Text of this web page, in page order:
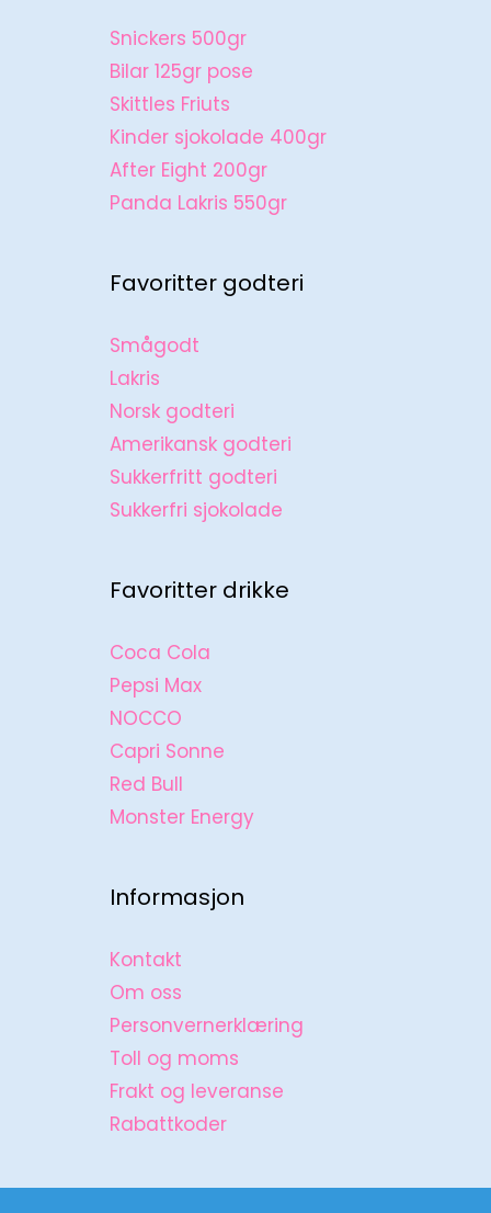
Snickers 500gr
Bilar 125gr pose
Skittles Friuts
Kinder sjokolade 400gr
After Eight 200gr
Panda Lakris 550gr
Favoritter godteri
Smågodt
Lakris
Norsk godteri
Amerikansk godteri
Sukkerfritt godteri
Sukkerfri sjokolade
Favoritter drikke
Coca Cola
Pepsi Max
NOCCO
Capri Sonne
Red Bull
Monster Energy
Informasjon
Kontakt
Om oss
Personvernerklæring
Toll og moms
Frakt og leveranse
Rabattkoder